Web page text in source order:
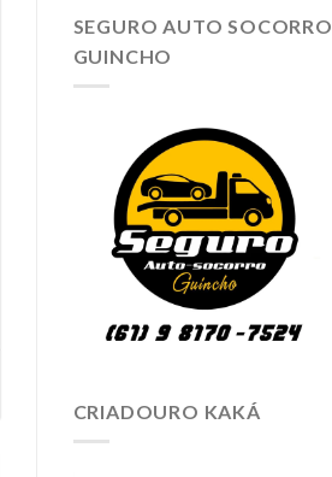
SEGURO AUTO SOCORRO
GUINCHO
CRIADOURO KAKÁ